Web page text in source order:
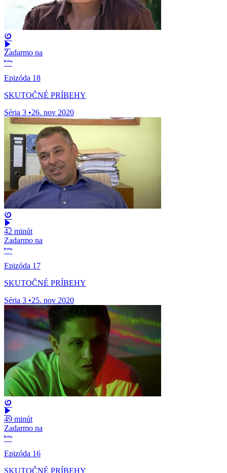
Zadarmo na
Epizóda 18
SKUTOČNÉ PRÍBEHY
Séria 3 •26. nov 2020
42 minút
Zadarmo na
Epizóda 17
SKUTOČNÉ PRÍBEHY
Séria 3 •25. nov 2020
49 minút
Zadarmo na
Epizóda 16
SKUTOČNÉ PRÍBEHY